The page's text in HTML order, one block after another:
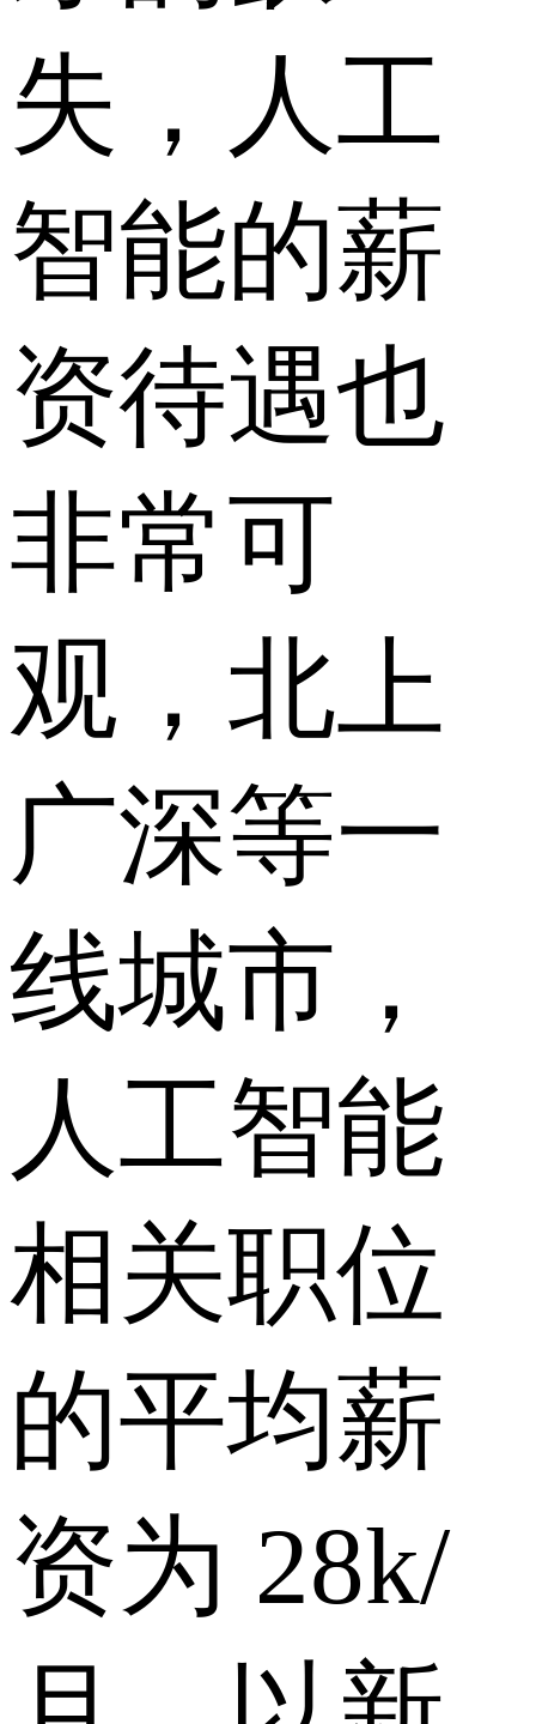
失，人工
智能的薪
资待遇也
非常可
观，北上
广深等一
线城市，
人工智能
相关职位
的平均薪
资为 28k/